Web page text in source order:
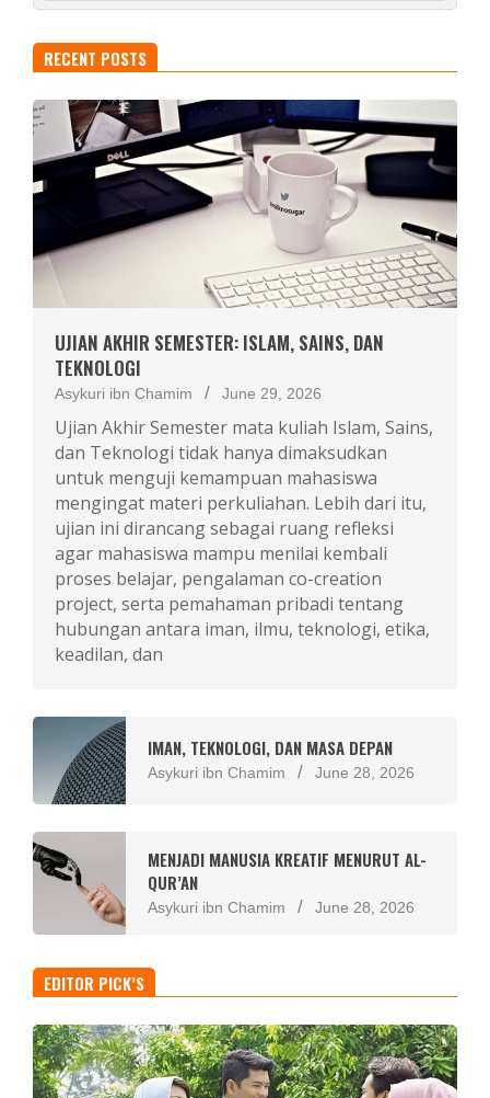
RECENT POSTS
UJIAN AKHIR SEMESTER: ISLAM, SAINS, DAN
TEKNOLOGI
Asykuri ibn Chamim June 29, 2026
Ujian Akhir Semester mata kuliah Islam, Sains,
dan Teknologi tidak hanya dimaksudkan
untuk menguji kemampuan mahasiswa
mengingat materi perkuliahan. Lebih dari itu,
ujian ini dirancang sebagai ruang refleksi
agar mahasiswa mampu menilai kembali
proses belajar, pengalaman co-creation
project, serta pemahaman pribadi tentang
hubungan antara iman, ilmu, teknologi, etika,
keadilan, dan
IMAN, TEKNOLOGI, DAN MASA DEPAN
Asykuri ibn Chamim June 28, 2026
MENJADI MANUSIA KREATIF MENURUT AL-
QUR’AN
Asykuri ibn Chamim June 28, 2026
EDITOR PICK’S